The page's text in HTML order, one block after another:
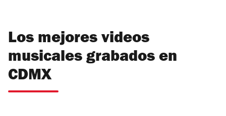
Los mejores videos
musicales grabados en
CDMX